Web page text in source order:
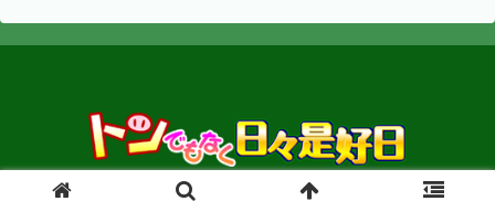
Copyright © 2016-2026 ぶたおじさん All Rights Reserved.